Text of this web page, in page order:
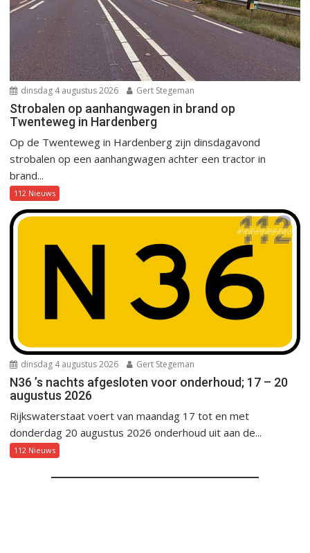
dinsdag 4 augustus 2026 Gert Stegeman
Strobalen op aanhangwagen in brand op
Twenteweg in Hardenberg
Op de Twenteweg in Hardenberg zijn dinsdagavond
strobalen op een aanhangwagen achter een tractor in
brand...
112 Nieuws
dinsdag 4 augustus 2026 Gert Stegeman
N36 ’s nachts afgesloten voor onderhoud; 17 – 20
augustus 2026
Rijkswaterstaat voert van maandag 17 tot en met
donderdag 20 augustus 2026 onderhoud uit aan de...
112 Nieuws